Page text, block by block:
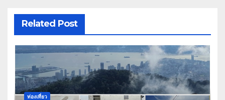
Related Post
ท่องเที่ยว